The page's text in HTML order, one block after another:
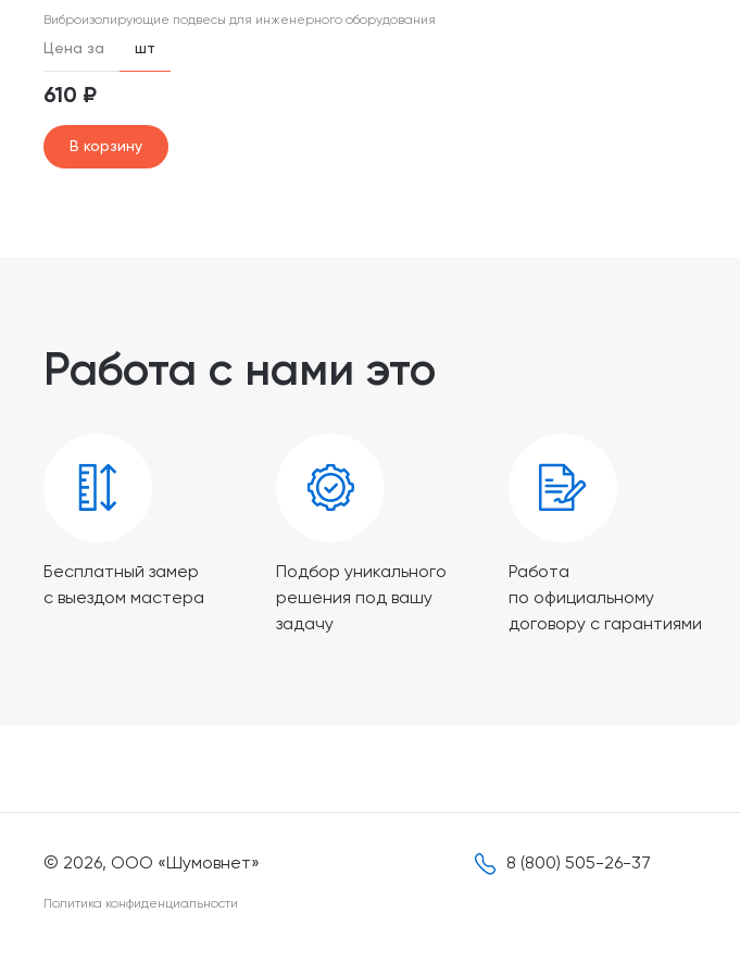
Виброизолирующие подвесы для инженерного оборудования
Цена за шт
610 ₽
В корзину
Работа с нами это
Бесплатный замер
с выездом мастера
Подбор уникального
решения под вашу
задачу
Работа
по официальному
договору с гарантиями
© 2026, ООО «Шумовнет» 8 (800) 505-26-37
Политика конфиденциальности